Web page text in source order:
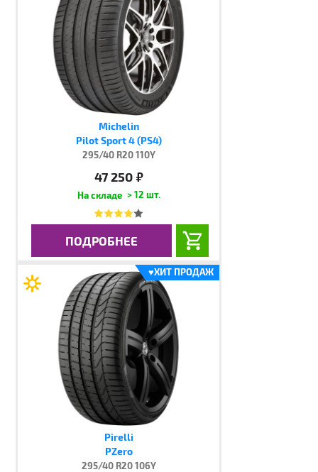
Michelin
Pilot Sport 4 (PS4)
295/40 R20 110Y
47 250 руб.
> 12 шт.
ПОДРОБНЕЕ
♥ХИТ ПРОДАЖ
Pirelli
PZero
295/40 R20 106Y